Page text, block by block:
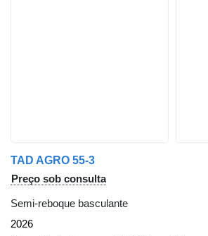
TAD AGRO 55-3
Preço sob consulta
Semi-reboque basculante
2026